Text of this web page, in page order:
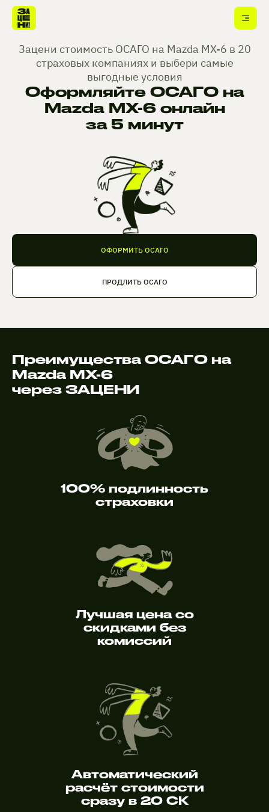
Зацени стоимость ОСАГО на Mazda MX-6 в 20
страховых компаниях и выбери самые
выгодные условия
Оформляйте ОСАГО на
Mazda MX-6 онлайн
за 5 минут
ОФОРМИТЬ ОСАГО
ПРОДЛИТЬ ОСАГО
Преимущества ОСАГО на
Mazda MX-6
через ЗАЦЕНИ
100% подлинность
страховки
Лучшая цена со
скидками без
комиссий
Автоматический
расчёт стоимости
сразу в 20 СК